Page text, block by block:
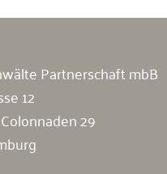
Partnerschaft mbB
12
29